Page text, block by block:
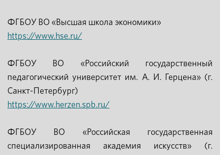
ФГБОУ ВО «Высшая школа экономики»
https://www.hse.ru/
ФГБОУ ВО «Российский государственный
педагогический университет им. А. И. Герцена» (г.
Санкт-Петербург)
https://www.herzen.spb.ru/
ФГБОУ ВО «Российская государственная
специализированная академия искусств» (г.